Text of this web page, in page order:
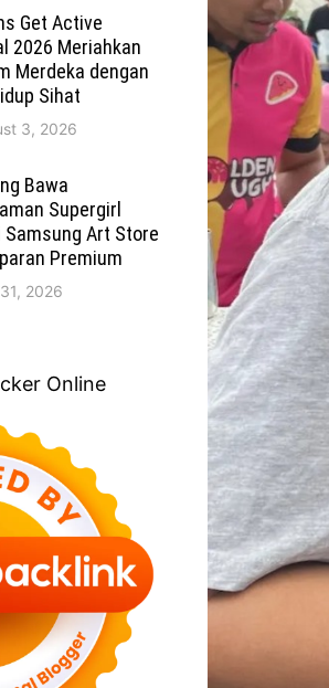
Get Active
2026 Meriahkan
Merdeka dengan
Sihat
3, 2026
Bawa
Supergirl
Samsung Art Store
Premium
2026
Online